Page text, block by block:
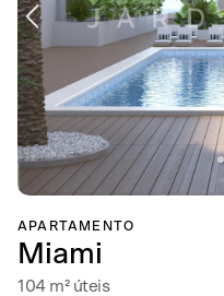
APARTAMENTO
Miami
104 m² úteis